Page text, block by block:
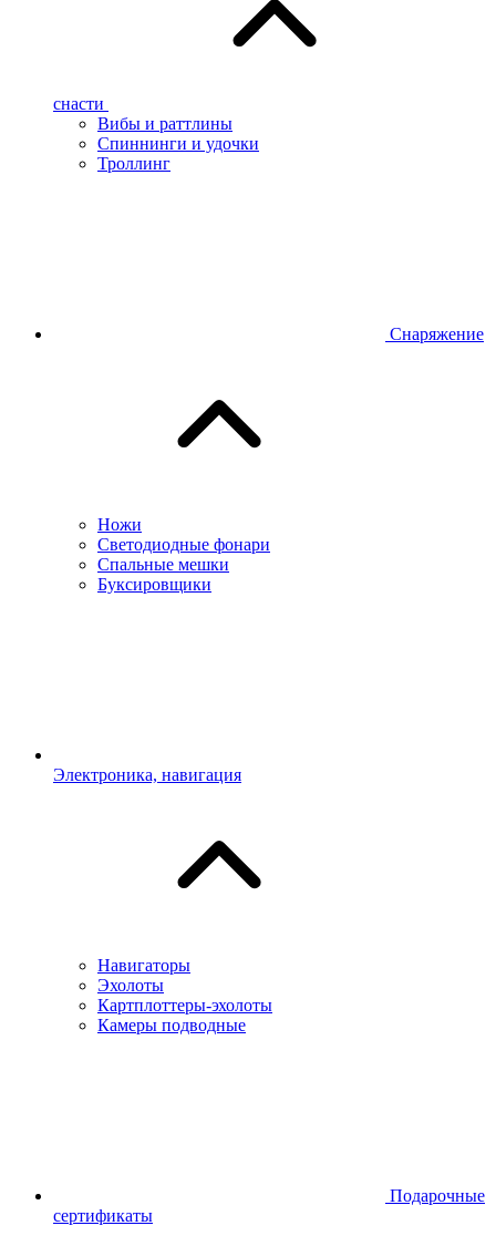
снасти
Вибы и раттлины
Спиннинги и удочки
Троллинг
Снаряжение
Ножи
Светодиодные фонари
Спальные мешки
Буксировщики
Электроника, навигация
Навигаторы
Эхолоты
Картплоттеры-эхолоты
Камеры подводные
Подарочные
сертификаты